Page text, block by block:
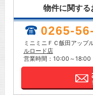
物件に関する
0265-
ミニミニＦＣ飯田アップ
ルロード店
営業時間：10:00～18:00